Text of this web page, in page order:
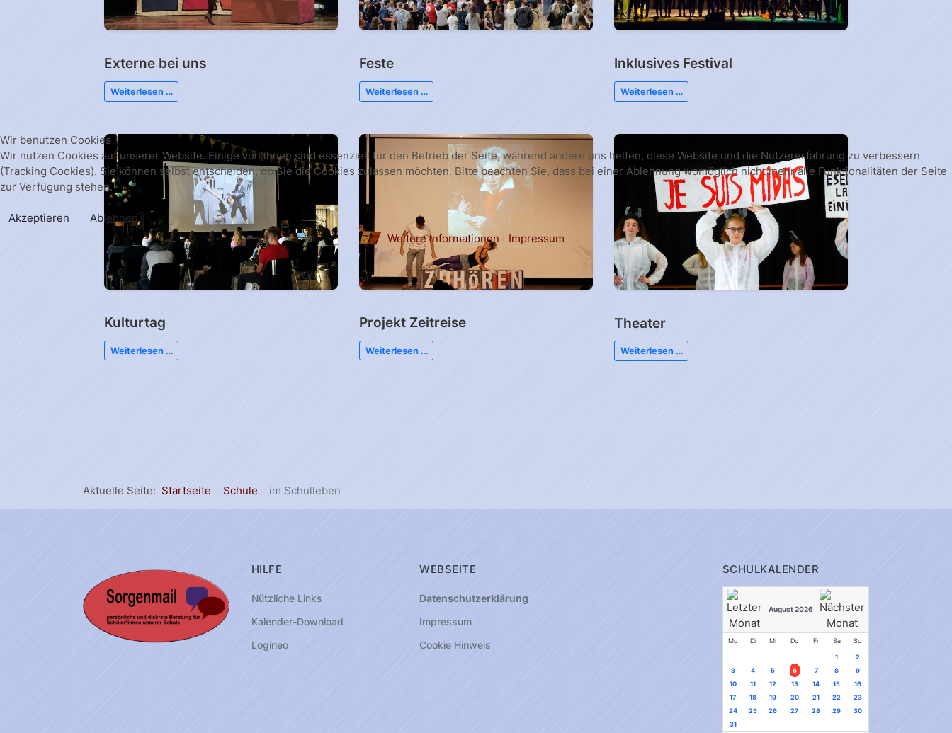
Externe bei uns
Weiterlesen …
Feste
Weiterlesen …
Inklusives Festival
Weiterlesen …
Kulturtag
Weiterlesen …
Projekt Zeitreise
Weiterlesen …
Theater
Weiterlesen …
Aktuelle Seite: Startseite Schule im Schulleben
HILFE
Nützliche Links
Kalender-Download
Logineo
WEBSEITE
Datenschutzerklärung
Impressum
Cookie Hinweis
SCHULKALENDER
August 2026
Mo Di Mi Do Fr Sa So
1
2
3
4 5 6 7 8
9
10
11 12 13 14 15
16
17
18 19 20 21 22
23
24
25 26 27 28 29
30
31
Wir benutzen Cookies
Wir nutzen Cookies auf unserer Website. Einige von ihnen sind essenziell für den Betrieb der Seite, während andere uns helfen, diese Website und die Nutzererfahrung zu verbessern
(Tracking Cookies). Sie können selbst entscheiden, ob Sie die Cookies zulassen möchten. Bitte beachten Sie, dass bei einer Ablehnung womöglich nicht mehr alle Funktionalitäten der Seite
zur Verfügung stehen.
Akzeptieren
Ablehnen
Weitere Informationen
Impressum